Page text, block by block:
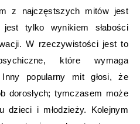
z najczęstszych mitów jest
tylko wynikiem słabości
W rzeczywistości jest to
które wymaga
Inny popularny mit głosi, że
dorosłych; tymczasem może
dzieci i młodzieży. Kolejnym